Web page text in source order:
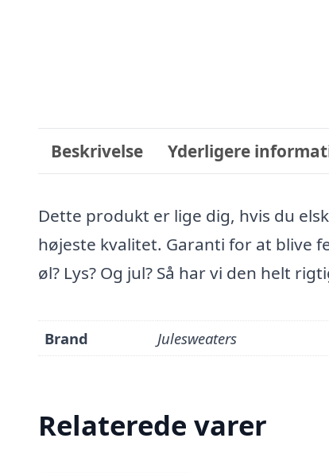
Beskrivelse Yderligere
Dette produkt er lige dig, hvis du
højeste kvalitet. Garanti for at blive
øl? Lys? Og jul? Så har vi den helt
Brand Julesweaters
Relaterede varer